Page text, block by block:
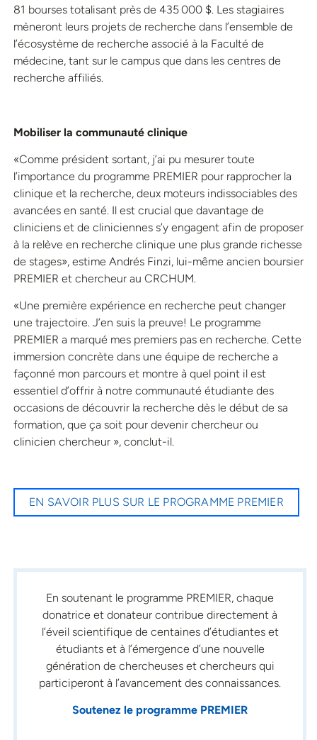
81 bourses totalisant près de 435 000 $. Les stagiaires
mèneront leurs projets de recherche dans l’ensemble de
l’écosystème de recherche associé à la Faculté de
médecine, tant sur le campus que dans les centres de
recherche affiliés.
Mobiliser la communauté clinique
«Comme président sortant, j’ai pu mesurer toute
l’importance du programme PREMIER pour rapprocher la
clinique et la recherche, deux moteurs indissociables des
avancées en santé. Il est crucial que davantage de
cliniciens et de cliniciennes s’y engagent afin de proposer
à la relève en recherche clinique une plus grande richesse
de stages», estime Andrés Finzi, lui-même ancien boursier
PREMIER et chercheur au CRCHUM.
«Une première expérience en recherche peut changer
une trajectoire. J’en suis la preuve! Le programme
PREMIER a marqué mes premiers pas en recherche. Cette
immersion concrète dans une équipe de recherche a
façonné mon parcours et montre à quel point il est
essentiel d’offrir à notre communauté étudiante des
occasions de découvrir la recherche dès le début de sa
formation, que ça soit pour devenir chercheur ou
clinicien chercheur », conclut-il.
EN SAVOIR PLUS SUR LE PROGRAMME PREMIER
En soutenant le programme PREMIER, chaque
donatrice et donateur contribue directement à
l’éveil scientifique de centaines d’étudiantes et
étudiants et à l’émergence d’une nouvelle
génération de chercheuses et chercheurs qui
participeront à l’avancement des connaissances.
Soutenez le programme PREMIER